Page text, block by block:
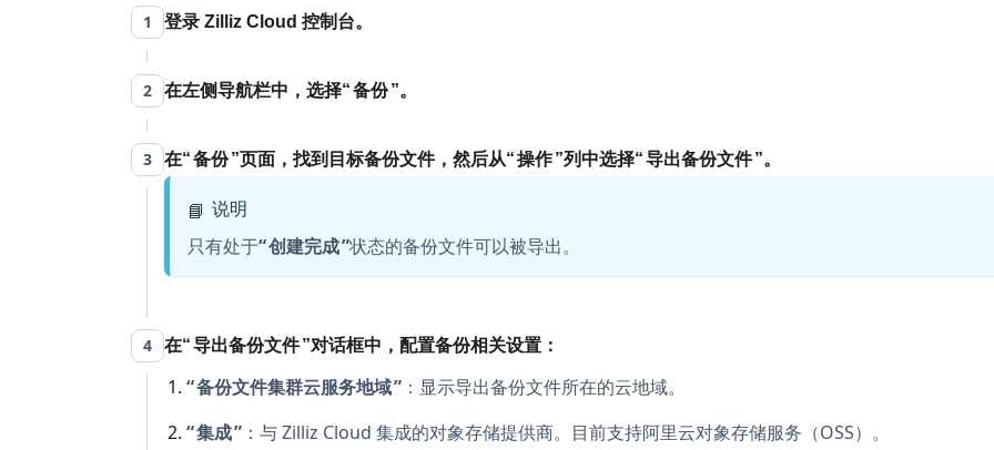
1 登录 Zilliz Cloud 控制台。
2 在左侧导航栏中，选择 备份 。
3 在 备份 页面，找到目标备份文件，然后从 操作 列中选择 导出备份文件 。
📘 说明
只有处于 创建完成 状态的备份文件可以被导出。
4 在 导出备份文件 对话框中，配置备份相关设置：
备份文件集群云服务地域
：显示导出备份文件所在的云地域。
集成
：与 Zilliz Cloud 集成的对象存储提供商。目前支持阿里云对象存储服务（OSS）。